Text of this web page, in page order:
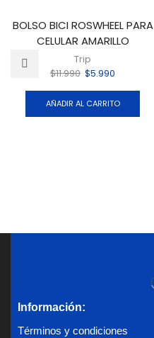
BOLSO BICI ROSWHEEL PARA
CELULAR AMARILLO
Trip
$11.990 $5.990
AÑADIR AL CARRITO
Información:
Términos y condiciones